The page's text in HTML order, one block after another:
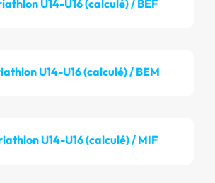
U14-U16 (calculé) / BEF
U14-U16 (calculé) / BEM
U14-U16 (calculé) / MIF